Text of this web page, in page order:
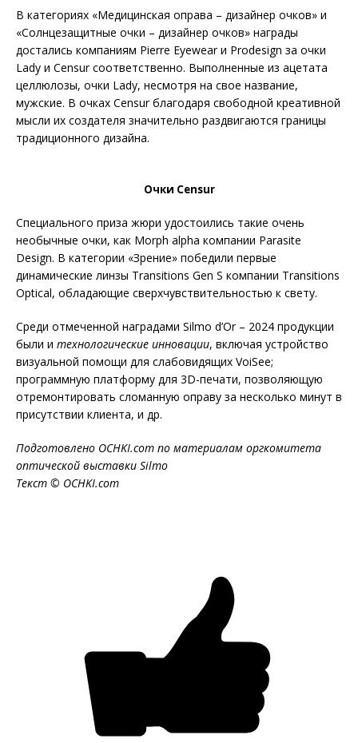
В категориях «Медицинская оправа – дизайнер очков» и
«Солнцезащитные очки – дизайнер очков» награды
достались компаниям Pierre Eyewear и Prodesign за очки
Lady и Censur соответственно. Выполненные из ацетата
целлюлозы, очки Lady, несмотря на свое название,
мужские. В очках Censur благодаря свободной креативной
мысли их создателя значительно раздвигаются границы
традиционного дизайна.
Очки Censur
Специального приза жюри удостоились такие очень
необычные очки, как Morph alpha компании Parasite
Design. В категории «Зрение» победили первые
динамические линзы Transitions Gen S компании Transitions
Optical, обладающие сверхчувствительностью к свету.
Среди отмеченной наградами Silmo d’Or – 2024 продукции
были и технологические инновации, включая устройство
визуальной помощи для слабовидящих VoiSee;
программную платформу для 3D-печати, позволяющую
отремонтировать сломанную оправу за несколько минут в
присутствии клиента, и др.
Подготовлено OCHKI.com по материалам оргкомитета
оптической выставки Silmo
Текст © OCHKI.com